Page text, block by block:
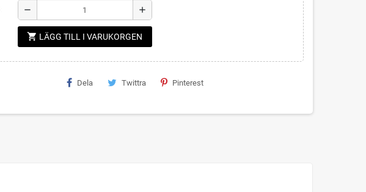
remove add
shopping_cart LÄGG TILL I VARUKORGEN
Dela Twittra Pinterest